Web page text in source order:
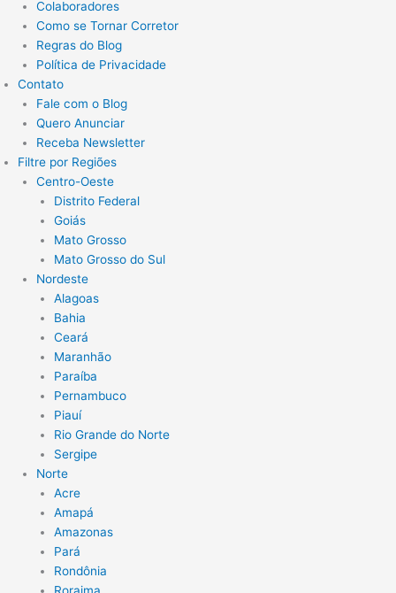
Colaboradores
Como se Tornar Corretor
Regras do Blog
Política de Privacidade
Contato
Fale com o Blog
Quero Anunciar
Receba Newsletter
Filtre por Regiões
Centro-Oeste
Distrito Federal
Goiás
Mato Grosso
Mato Grosso do Sul
Nordeste
Alagoas
Bahia
Ceará
Maranhão
Paraíba
Pernambuco
Piauí
Rio Grande do Norte
Sergipe
Norte
Acre
Amapá
Amazonas
Pará
Rondônia